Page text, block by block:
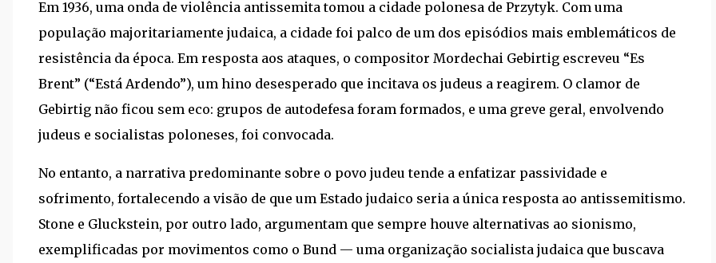
Em 1936, uma onda de violência antissemita tomou a cidade polonesa de Przytyk. Com uma
população majoritariamente judaica, a cidade foi palco de um dos episódios mais emblemáticos de
resistência da época. Em resposta aos ataques, o compositor Mordechai Gebirtig escreveu “Es
Brent” (“Está Ardendo”), um hino desesperado que incitava os judeus a reagirem. O clamor de
Gebirtig não ficou sem eco: grupos de autodefesa foram formados, e uma greve geral, envolvendo
judeus e socialistas poloneses, foi convocada.
No entanto, a narrativa predominante sobre o povo judeu tende a enfatizar passividade e
sofrimento, fortalecendo a visão de que um Estado judaico seria a única resposta ao antissemitismo.
Stone e Gluckstein, por outro lado, argumentam que sempre houve alternativas ao sionismo,
exemplificadas por movimentos como o Bund — uma organização socialista judaica que buscava